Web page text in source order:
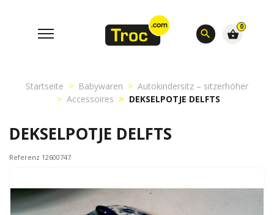
search
0
shopping_basket
Startseite Babywaren
Autokindersitz – sitzerhöher
Accessoires
DEKSELPOTJE DELFTS
DEKSELPOTJE DELFTS
Referenz 12600747